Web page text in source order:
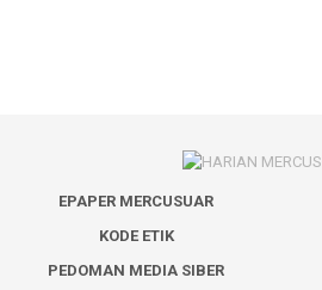
EPAPER MERCUSUAR
KODE ETIK
PEDOMAN MEDIA SIBER